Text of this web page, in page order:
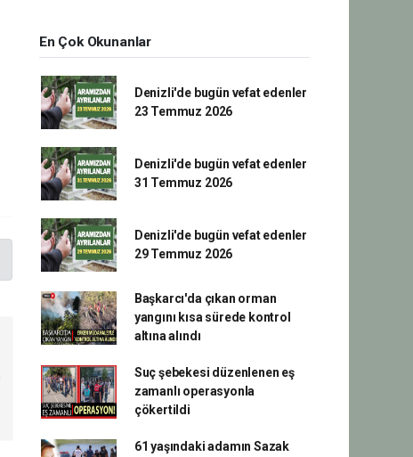
En Çok Okunanlar
Denizli'de bugün vefat edenler
23 Temmuz 2026
Denizli'de bugün vefat edenler
31 Temmuz 2026
Denizli'de bugün vefat edenler
29 Temmuz 2026
Başkarcı'da çıkan orman
yangını kısa sürede kontrol
altına alındı
Suç şebekesi düzenlenen eş
zamanlı operasyonla
çökertildi
61 yaşındaki adamın Sazak